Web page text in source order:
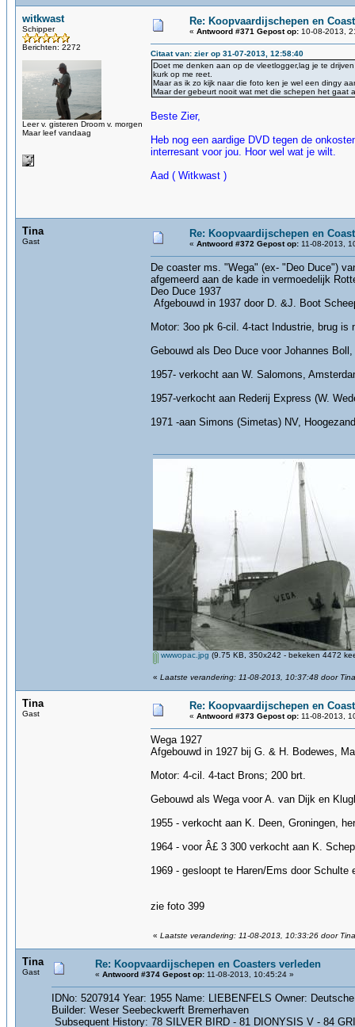
witkwast
Schipper
Berichten: 2272
Leer v. gisteren Droom v. morgen
Maar leef vandaag
Re: Koopvaardijschepen en
« Antwoord #371 Gepost op: 10-08-2013,
Citaat van: zier op 31-07-2013, 12:58:40
Doet me denken aan op de vleetlogger,lag je te
kurk op me reet.
Maar as ik zo kijk naar die foto ken je wel een dingy
Maar der gebeurt nooit wat met die schepen het gaat
Beste Zier,
Heb nog een aardige DVD tegen de
interresant voor jou. Hoor wel wat je wilt.
Aad ( Witkwast )
Tina
Gast
Re: Koopvaardijschepen en
« Antwoord #372 Gepost op: 11-08-2013,
De coaster ms. "Wega" (ex- "Deo Duce")
afgemeerd aan
Deo Duce 1937
Afgebouwd in 1937 door D. &J. Boot
Motor: 3oo pk 6-cil. 4-tact Industrie, brug is
Gebouwd als Deo Duce voor Johannes
1957- verkocht aan W. Salomons,
1957-verkocht aan Rederij Express (W.
1971 -aan Simons (Simetas) NV,
wwwopac.jpg (9.75 KB, 350x242 - bekeken 4472
« Laatste verandering: 11-08-2013, 10:37:48 door Tina
Tina
Gast
Re: Koopvaardijschepen en
« Antwoord #373 Gepost op: 11-08-2013,
Wega 1927
Afgebouwd in 1927 bij G. & H. Bodewes,
Motor: 4-cil. 4-tact Brons; 200 brt.
Gebouwd als Wega voor A. van Dijk en
1955 - verkocht aan K. Deen, Groningen,
1964 - voor Â£ 3 300 verkocht aan K.
1969 - gesloopt te Haren/Ems door Schulte
zie foto 399
« Laatste verandering: 11-08-2013, 10:33:26 door Tina
Tina
Gast
Re: Koopvaardijschepen en Coasters verleden
« Antwoord #374 Gepost op: 11-08-2013, 10:45:24 »
IDNo: 5207914 Year: 1955 Name: LIEBENFELS Owner:
Builder: Weser Seebeckwerft Bremerhaven
Subsequent History: 78 SILVER BIRD - 81 DIONYSIS V - 84